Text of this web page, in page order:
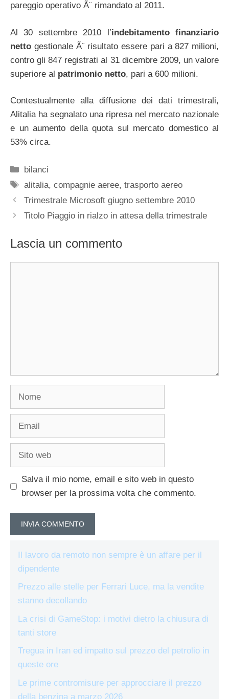
pareggio operativo Ã¨ rimandato al 2011.
Al 30 settembre 2010 l’indebitamento finanziario
netto gestionale Ã¨ risultato essere pari a 827 milioni,
contro gli 847 registrati al 31 dicembre 2009, un valore
superiore al patrimonio netto, pari a 600 milioni.
Contestualmente alla diffusione dei dati trimestrali,
Alitalia ha segnalato una ripresa nel mercato nazionale
e un aumento della quota sul mercato domestico al
53% circa.
Categorie
bilanci
Tag
alitalia,compagnie aeree,trasporto aereo
Trimestrale Microsoft giugno settembre 2010
Titolo Piaggio in rialzo in attesa della trimestrale
Lascia un commento
Nome
Email
Sito
Salva il mio nome, email e sito web in questo
browser per la prossima volta che commento.
Il lavoro da remoto non sempre è un affare per il
dipendente
Prezzo alle stelle per Ferrari Luce, ma la vendite
stanno decollando
La crisi di GameStop: i motivi dietro la chiusura di
tanti store
Tregua in Iran ed impatto sul prezzo del petrolio in
queste ore
Le prime contromisure per approcciare il prezzo
della benzina a marzo 2026